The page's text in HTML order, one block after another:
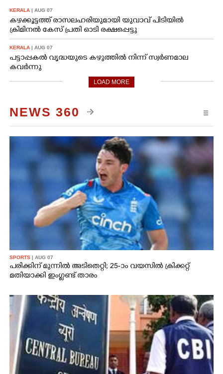
KERALA | AUG 07
കഴക്കൂട്ടത്ത് രാസലഹരിയുമായി യുവാവ് പിടിയിൽ
ക്രിമിനൽ കേസ് പ്രതി ഓടി രക്ഷപ്പെട്ടു
KERALA | AUG 07
പട്ടാപ്പകൽ വൃദ്ധയുടെ കഴുത്തിൽ നിന്ന് സ്വർണമാല
കവർന്നു
LOAD MORE
NEWS 360 ☰
SPORTS | AUG 07
പരിക്കിന് മുന്നിൽ അടിതെറ്റി; 25-ാം വയസിൽ ക്രിക്കറ്റ്
മതിയാക്കി ഇംഗ്ലണ്ട് താരം